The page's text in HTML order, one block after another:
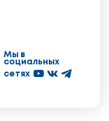
Мы в
социальных
сетях